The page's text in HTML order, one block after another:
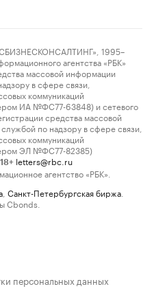
1995–
агентства «РБК»
массовой информации
в сфере связи,
коммуникаций
ИА №ФС77-63848) и сетевого
средства массовой
по надзору в сфере связи,
коммуникаций
ЭЛ №ФС77-82385)
18+ letters@rbc.ru
агентство «РБК».
Санкт-Петербургская биржа
Cbonds.
персональных данных